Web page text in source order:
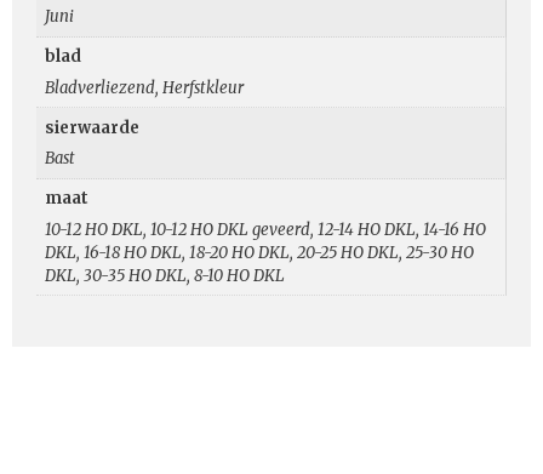
Juni
blad
Bladverliezend, Herfstkleur
sierwaarde
Bast
maat
10-12 HO DKL, 10-12 HO DKL geveerd, 12-14 HO DKL, 14-16 HO
DKL, 16-18 HO DKL, 18-20 HO DKL, 20-25 HO DKL, 25-30 HO
DKL, 30-35 HO DKL, 8-10 HO DKL